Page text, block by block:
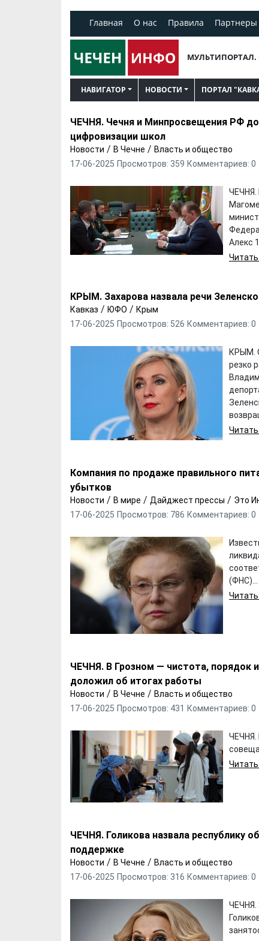
Главная О нас Правила Партнеры
МУЛЬТИПОРТАЛ.
НАВИГАТОР НОВОСТИ ПОРТАЛ
ЧЕЧНЯ. Чечня и Минпросвещения РФ
цифровизации школ
Новости / В Чечне / Власть и общество
17-06-2025 Просмотров: 359 Комментариев: 0
ЧЕЧНЯ.
Алекс
Читать
КРЫМ. Захарова назвала речи
Кавказ / ЮФО / Крым
17-06-2025 Просмотров: 526 Комментариев: 0
КРЫМ.
резко
Читать
Компания по продаже правильного
убытков
Новости / В мире / Дайджест прессы / Это
17-06-2025 Просмотров: 786 Комментариев: 0
(ФНС)...
ЧЕЧНЯ. В Грозном — чистота, порядок
доложил об итогах работы
Новости / В Чечне / Власть и общество
17-06-2025 Просмотров: 431 Комментариев: 0
ЧЕЧНЯ.
Читать
ЧЕЧНЯ. Голикова назвала республику
поддержке
Новости / В Чечне / Власть и общество
17-06-2025 Просмотров: 316 Комментариев: 0
ЧЕЧНЯ.